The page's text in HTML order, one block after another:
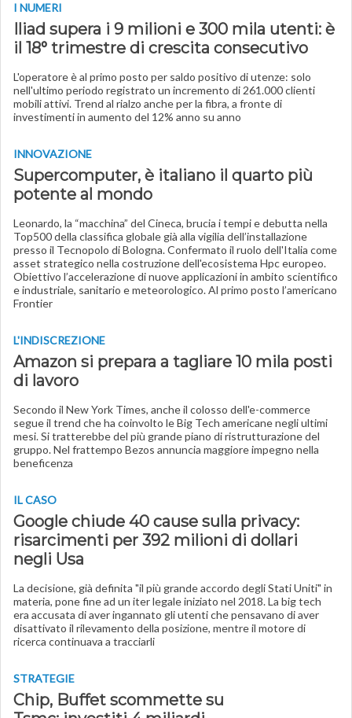
I NUMERI
Iliad supera i 9 milioni e 300 mila utenti: è
il 18° trimestre di crescita consecutivo
L'operatore è al primo posto per saldo positivo di utenze: solo
nell'ultimo periodo registrato un incremento di 261.000 clienti
mobili attivi. Trend al rialzo anche per la fibra, a fronte di
investimenti in aumento del 12% anno su anno
INNOVAZIONE
Supercomputer, è italiano il quarto più
potente al mondo
Leonardo, la “macchina” del Cineca, brucia i tempi e debutta nella
Top500 della classifica globale già alla vigilia dell’installazione
presso il Tecnopolo di Bologna. Confermato il ruolo dell'Italia come
asset strategico nella costruzione dell'ecosistema Hpc europeo.
Obiettivo l’accelerazione di nuove applicazioni in ambito scientifico
e industriale, sanitario e meteorologico. Al primo posto l’americano
Frontier
L'INDISCREZIONE
Amazon si prepara a tagliare 10 mila posti
di lavoro
Secondo il New York Times, anche il colosso dell'e-commerce
segue il trend che ha coinvolto le Big Tech americane negli ultimi
mesi. Si tratterebbe del più grande piano di ristrutturazione del
gruppo. Nel frattempo Bezos annuncia maggiore impegno nella
beneficenza
IL CASO
Google chiude 40 cause sulla privacy:
risarcimenti per 392 milioni di dollari
negli Usa
La decisione, già definita "il più grande accordo degli Stati Uniti" in
materia, pone fine ad un iter legale iniziato nel 2018. La big tech
era accusata di aver ingannato gli utenti che pensavano di aver
disattivato il rilevamento della posizione, mentre il motore di
ricerca continuava a tracciarli
STRATEGIE
Chip, Buffet scommette su